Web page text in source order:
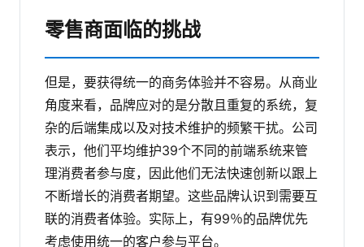
零售商面临的挑战
但是，要获得统一的商务体验并不容易。从商业
角度来看，品牌应对的是分散且重复的系统，复
杂的后端集成以及对技术维护的频繁干扰。公司
表示，他们平均维护39个不同的前端系统来管
理消费者参与度，因此他们无法快速创新以跟上
不断增长的消费者期望。这些品牌认识到需要互
联的消费者体验。实际上，有99％的品牌优先
考虑使用统一的客户参与平台。